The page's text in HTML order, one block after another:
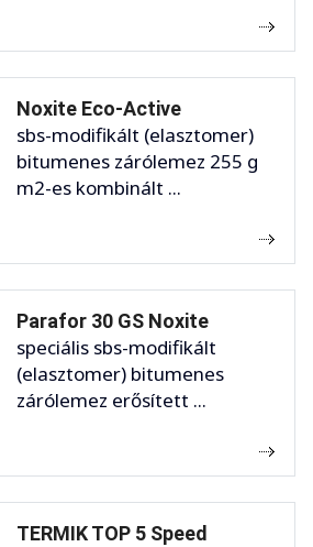
Noxite Eco-Active
sbs-modifikált (elasztomer)
bitumenes zárólemez 255 g
m2-es kombinált ...
Parafor 30 GS Noxite
speciális sbs-modifikált
(elasztomer) bitumenes
zárólemez erősített ...
TERMIK TOP 5 Speed